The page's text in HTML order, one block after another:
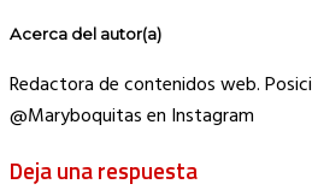
Acerca del autor(a)
Redactora de contenidos web.
@Maryboquitas en Instagram
Deja una respuesta